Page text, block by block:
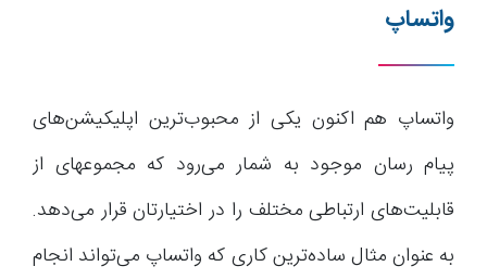
واتساپ
واتساپ هم اکنون یکی از محبوب‌ترین اپلیکیشن‌های
پیام رسان موجود به شمار می‌رود که مجموعه‎ای از
قابلیت‌های ارتباطی مختلف را در اختیارتان قرار می‌دهد.
به عنوان مثال ساده‌ترین کاری که واتساپ می‌تواند انجام